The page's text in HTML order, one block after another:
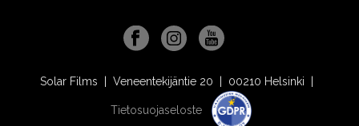
Solar Films | Veneentekijäntie 20 | 00210 Helsinki |
Tietosuojaseloste